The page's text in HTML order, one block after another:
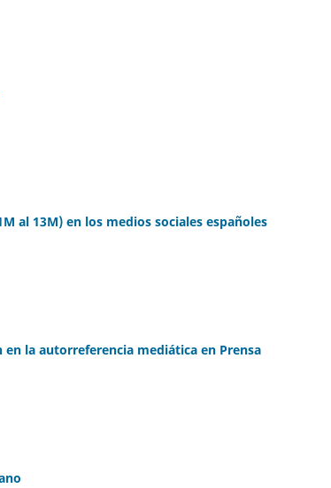
al 13M) en los medios sociales españoles
la autorreferencia mediática en Prensa